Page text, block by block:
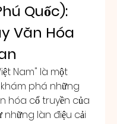
Quốc):
Văn Hóa
Nam" là một
phá những
hóa cổ truyền của
những làn điệu cải